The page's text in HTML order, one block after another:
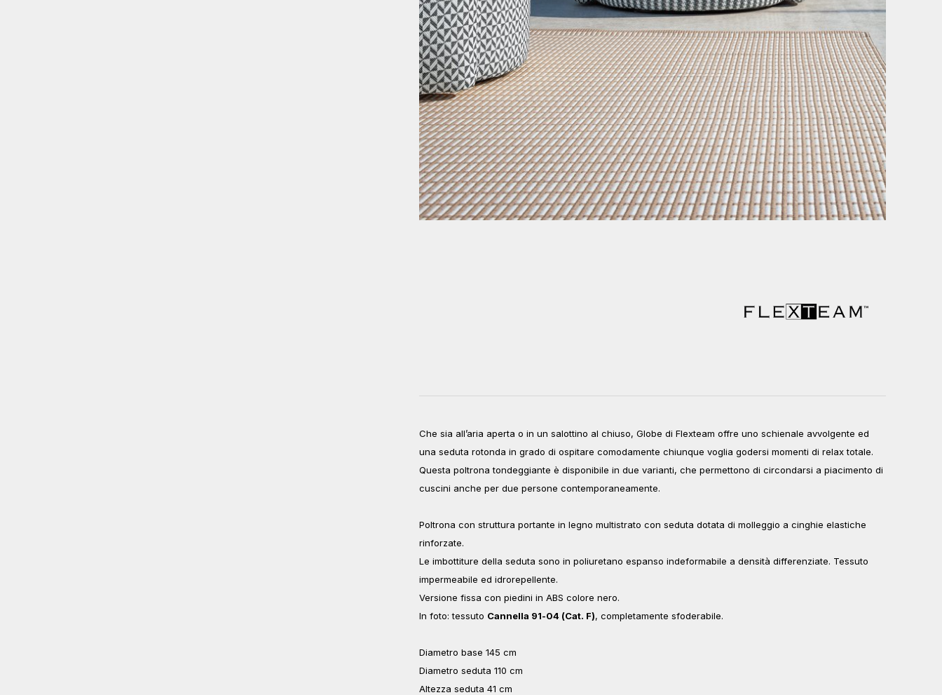
Che sia all’aria aperta o in un salottino al chiuso, Globe di Flexteam offre uno schienale avvolgente ed
una seduta rotonda in grado di ospitare comodamente chiunque voglia godersi momenti di relax totale.
Questa poltrona tondeggiante è disponibile in due varianti, che permettono di circondarsi a piacimento di
cuscini anche per due persone contemporaneamente.
Poltrona con struttura portante in legno multistrato con seduta dotata di molleggio a cinghie elastiche
rinforzate.
Le imbottiture della seduta sono in poliuretano espanso indeformabile a densità differenziate. Tessuto
impermeabile ed idrorepellente.
Versione fissa con piedini in ABS colore nero.
In foto: tessuto Cannella 91-04 (Cat. F), completamente sfoderabile.
Diametro base 145 cm
Diametro seduta 110 cm
Altezza seduta 41 cm